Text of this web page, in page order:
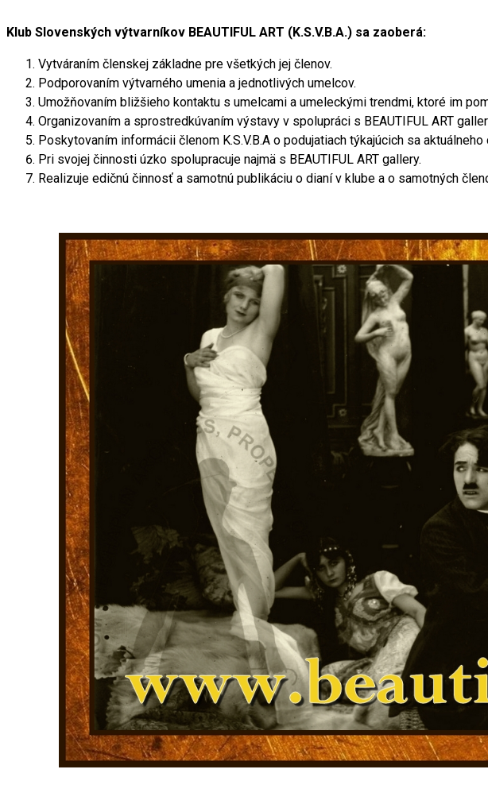
Klub Slovenských výtvarníkov BEAUTIFUL ART (K.S.V.B.A.) sa zaoberá:
Vytváraním členskej základne pre všetkých jej členov.
Podporovaním výtvarného umenia a jednotlivých umelcov.
Umožňovaním bližšieho kontaktu s umelcami a umeleckými trendmi, ktoré im
Organizovaním a sprostredkúvaním výstavy v spolupráci s BEAUTIFUL ART
Poskytovaním informácii členom K.S.V.B.A o podujatiach týkajúcich sa aktuálneho
Pri svojej činnosti úzko spolupracuje najmä s BEAUTIFUL ART gallery.
Realizuje edičnú činnosť a samotnú publikáciu o dianí v klube a o samotných